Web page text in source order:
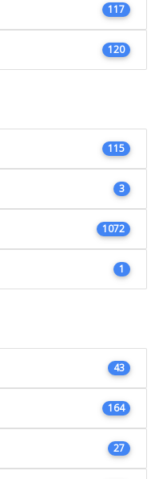
117
120
115
3
1072
1
43
164
27